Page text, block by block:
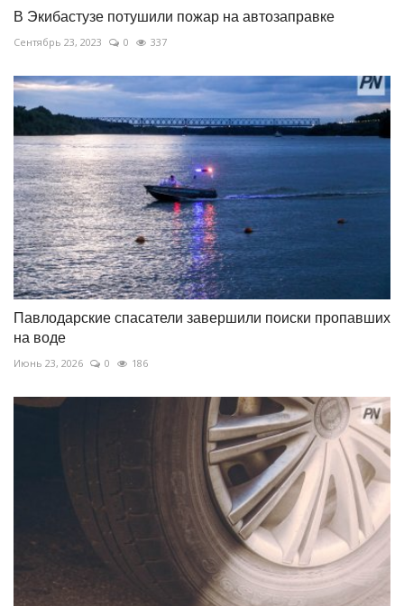
В Экибастузе потушили пожар на автозаправке
Сентябрь 23, 2023 0 337
Павлодарские спасатели завершили поиски пропавших
на воде
Июнь 23, 2026 0 186